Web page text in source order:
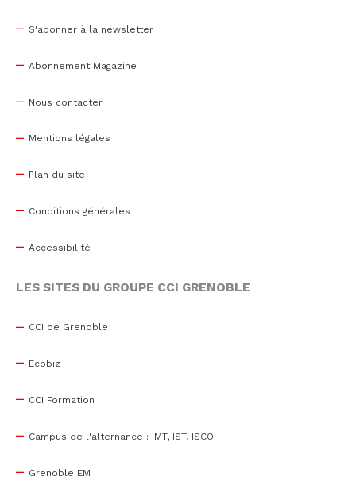
S'abonner à la newsletter
Abonnement Magazine
Nous contacter
Mentions légales
Plan du site
Conditions générales
Accessibilité
LES SITES DU GROUPE CCI GRENOBLE
CCI de Grenoble
Ecobiz
CCI Formation
Campus de l'alternance : IMT, IST, ISCO
Grenoble EM